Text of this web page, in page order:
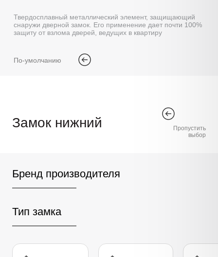
Твердосплавный металлический элемент, защищающий
снаружи дверной замок. Его применение дает почти 100%
защиту от взлома дверей, ведущих в квартиру
По-умолчанию
Замок нижний
Пропустить
выбор
Бренд производителя
Тип замка